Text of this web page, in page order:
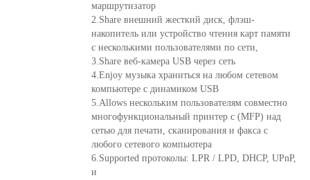
маршрутизатор
2.Share внешний жесткий диск, флэш-
накопитель или устройство чтения карт памяти
с несколькими пользователями по сети,
3.Share веб-камера USB через сеть
4.Enjoy музыка храниться на любом сетевом
компьютере с динамиком USB
5.Allows нескольким пользователям совместно
многофункциональный принтер с (MFP) над
сетью для печати, сканирования и факса с
любого сетевого компьютера
6.Supported протоколы: LPR / LPD, DHCP, UPnP,
и